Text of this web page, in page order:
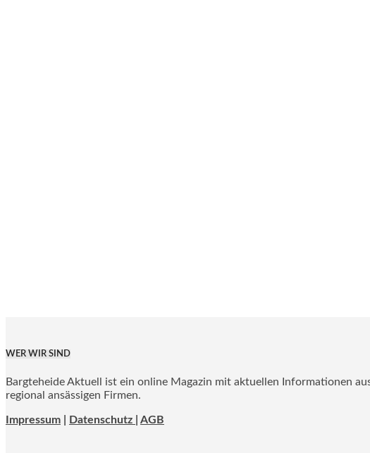
WER WIR SIND
Bargteheide Aktuell ist ein online Magazin mit aktuellen Informationen
regional ansässigen Firmen.
Impressum Datenschutz | AGB